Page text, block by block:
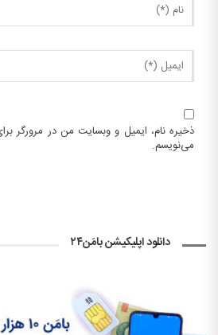
ذخیره نام، ایمیل و وبسایت من در مرورگر
می‌نویسم.
دانلود اپلیکیشن بامَن۲۴